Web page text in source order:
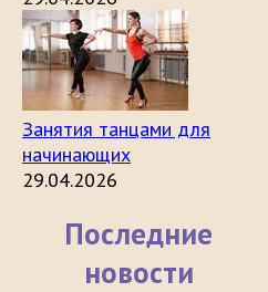
Занятия танцами для
начинающих
29.04.2026
Последние
новости